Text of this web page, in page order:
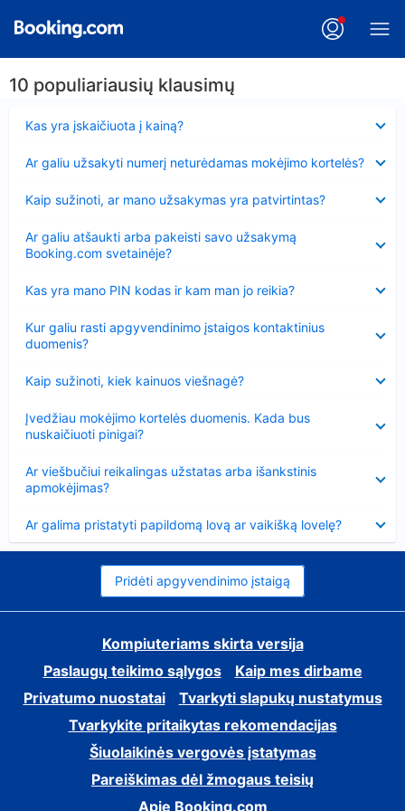
10 populiariausių klausimų
Kas yra įskaičiuota į kainą?
Ar galiu užsakyti numerį neturėdamas mokėjimo kortelės?
Kaip sužinoti, ar mano užsakymas yra patvirtintas?
Ar galiu atšaukti arba pakeisti savo užsakymą
Booking.com svetainėje?
Kas yra mano PIN kodas ir kam man jo reikia?
Kur galiu rasti apgyvendinimo įstaigos kontaktinius
duomenis?
Kaip sužinoti, kiek kainuos viešnagė?
Įvedžiau mokėjimo kortelės duomenis. Kada bus
nuskaičiuoti pinigai?
Ar viešbučiui reikalingas užstatas arba išankstinis
apmokėjimas?
Ar galima pristatyti papildomą lovą ar vaikišką lovelę?
Pridėti apgyvendinimo įstaigą
Kompiuteriams skirta versija
Paslaugų teikimo sąlygos
Kaip mes dirbame
Privatumo nuostatai
Tvarkyti slapukų nustatymus
Tvarkykite pritaikytas rekomendacijas
Šiuolaikinės vergovės įstatymas
Pareiškimas dėl žmogaus teisių
Apie Booking.com